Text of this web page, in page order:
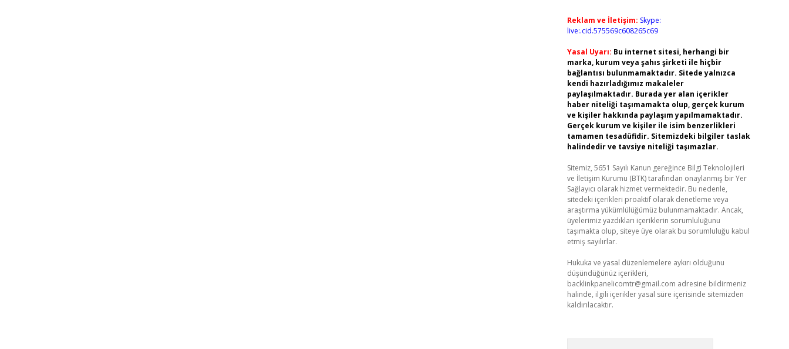
Reklam ve İletişim: Skype:
live:.cid.575569c608265c69
Yasal Uyarı: Bu internet sitesi, herhangi bir
marka, kurum veya şahıs şirketi ile hiçbir
bağlantısı bulunmamaktadır. Sitede yalnızca
kendi hazırladığımız makaleler
paylaşılmaktadır. Burada yer alan içerikler
haber niteliği taşımamakta olup, gerçek kurum
ve kişiler hakkında paylaşım yapılmamaktadır.
Gerçek kurum ve kişiler ile isim benzerlikleri
tamamen tesadüfidir. Sitemizdeki bilgiler taslak
halindedir ve tavsiye niteliği taşımazlar.
Sitemiz, 5651 Sayılı Kanun gereğince Bilgi Teknolojileri
ve İletişim Kurumu (BTK) tarafından onaylanmış bir Yer
Sağlayıcı olarak hizmet vermektedir. Bu nedenle,
sitedeki içerikleri proaktif olarak denetleme veya
araştırma yükümlülüğümüz bulunmamaktadır. Ancak,
üyelerimiz yazdıkları içeriklerin sorumluluğunu
taşımakta olup, siteye üye olarak bu sorumluluğu kabul
etmiş sayılırlar.
Hukuka ve yasal düzenlemelere aykırı olduğunu
düşündüğünüz içerikleri,
backlinkpanelicomtr@gmail.com adresine bildirmeniz
halinde, ilgili içerikler yasal süre içerisinde sitemizden
kaldırılacaktır.